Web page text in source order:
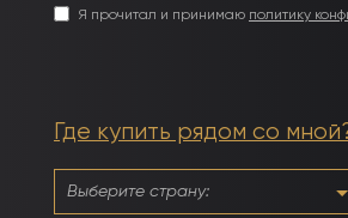
Я прочитал и принимаю политику
Где купить рядом со